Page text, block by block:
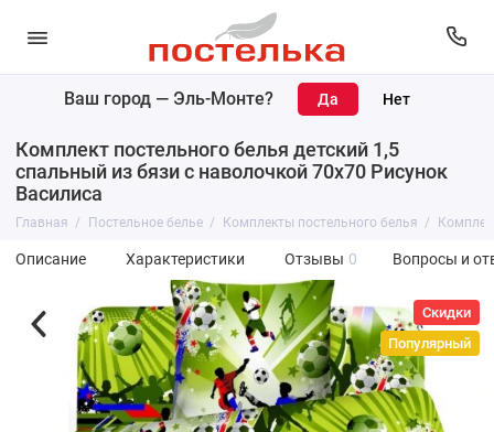
Ваш город — Эль-Монте?
Комплект постельного белья детский 1,5
спальный из бязи с наволочкой 70х70 Рисунок
Василиса
Главная Постельное белье Комплекты постельного белья
Описание Характеристики Отзывы 0 Вопросы и
Скидки
Популярный